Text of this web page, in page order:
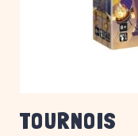
TOURNOIS